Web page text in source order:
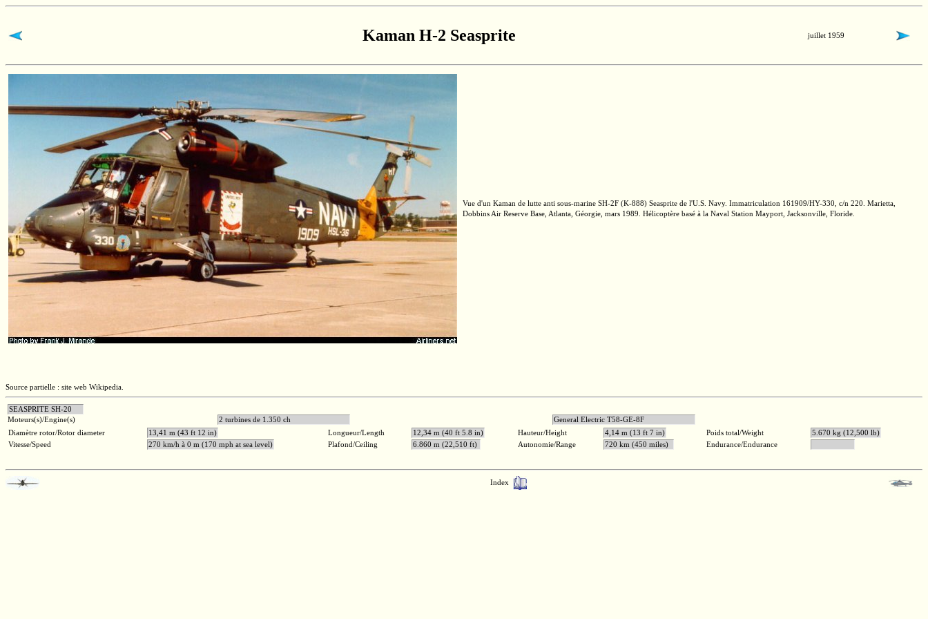
Kaman H-2 Seasprite juillet 1959
Vue d'un Kaman de lutte anti sous-marine SH-2F (K-888) Seasprite de l'U.S. Navy. Immatriculation 161909/HY-330, c/n 220. Marietta,
Dobbins Air Reserve Base, Atlanta, Géorgie, mars 1989. Hélicoptère basé à la Naval Station Mayport, Jacksonville, Floride.
Source partielle : site web Wikipedia.
SEASPRITE SH-20
Moteurs(s)/Engine(s)
2 turbines de 1.350 ch
General Electric T58-GE-8F
Diamètre rotor/Rotor diameter
13,41 m (43 ft 12 in) Longueur/Length 12,34 m (40 ft 5.8 in) Hauteur/Height 4,14 m (13 ft 7 in) Poids total/Weight
5.670 kg (12,500 lb)
Vitesse/Speed
270 km/h à 0 m (170 mph at sea level) Plafond/Ceiling 6.860 m (22,510 ft) Autonomie/Range 720 km (450 miles) Endurance/Endurance
Index